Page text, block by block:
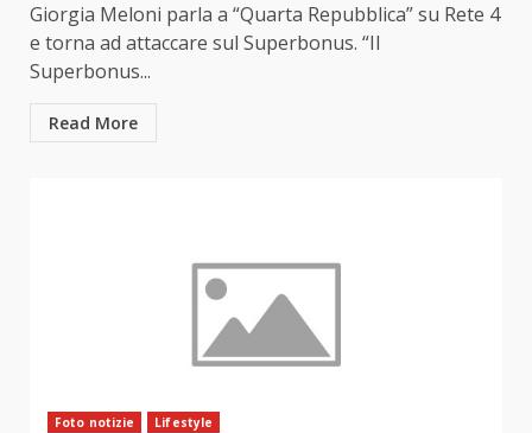
Giorgia Meloni parla a “Quarta Repubblica” su Rete 4
e torna ad attaccare sul Superbonus. “Il
Superbonus...
Read More
Foto notizie Lifestyle